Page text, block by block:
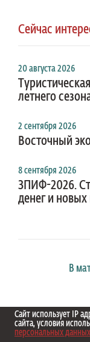
Сейчас
20 августа 2026
летнего
2 сентября 2026
Восточный
8 сентября 2026
ЗПИФ-2026.
денег и
В
Сайт использует IP
сайта, условия
персональных